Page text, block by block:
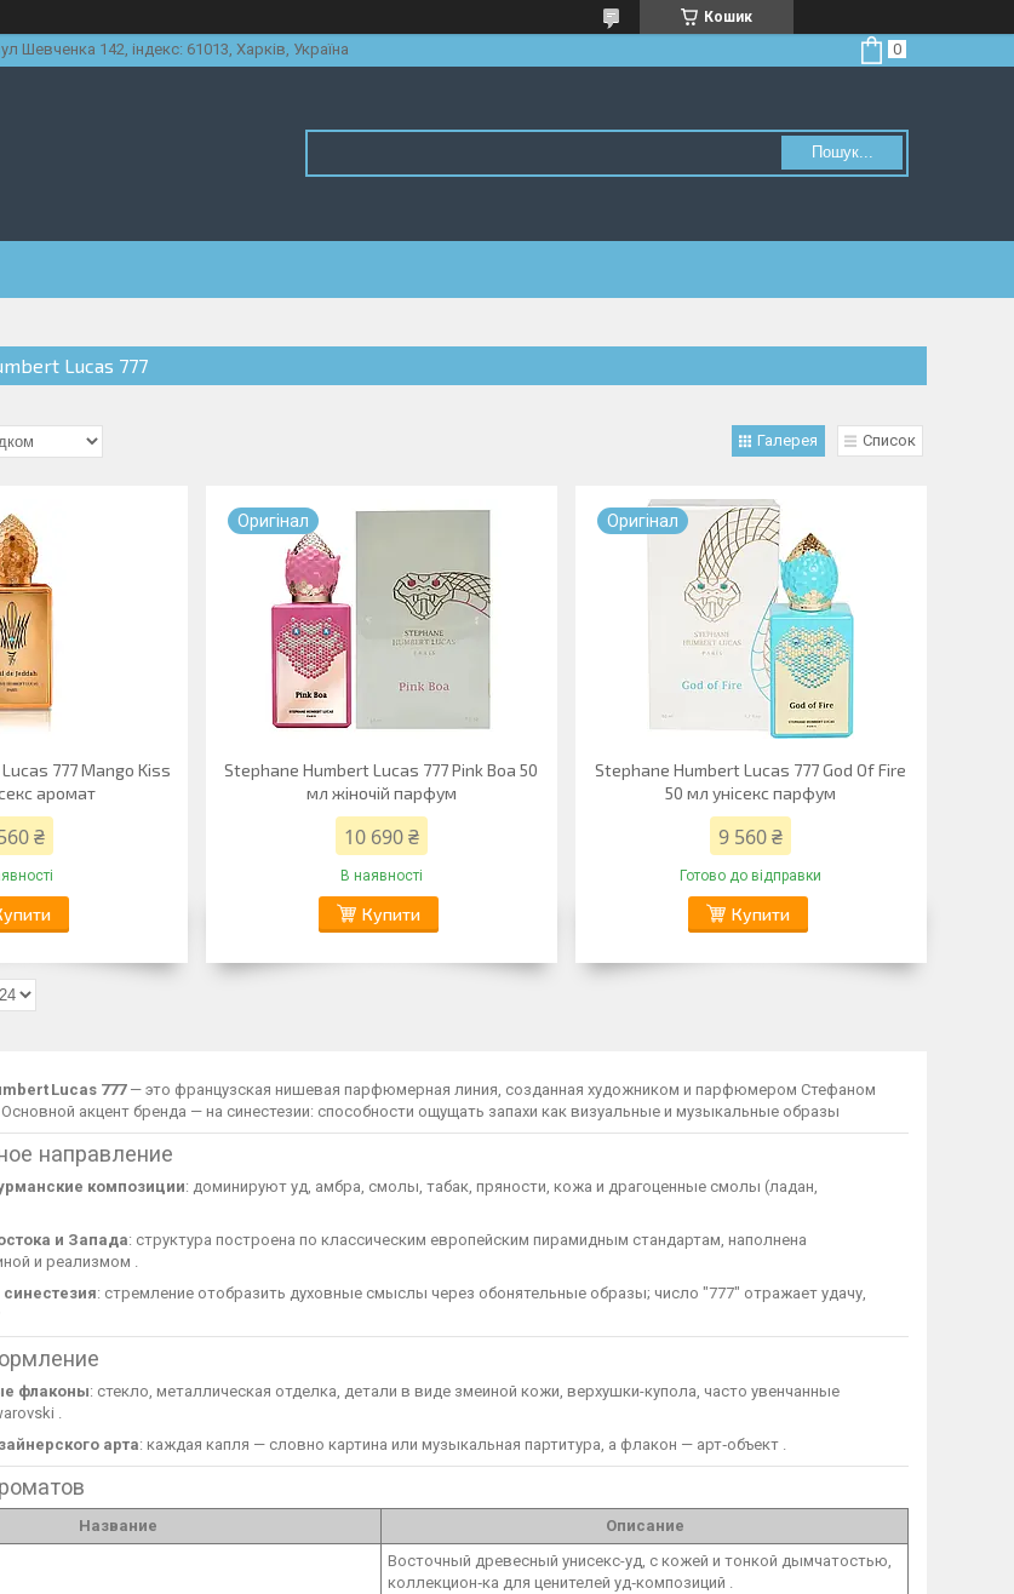
Кошик
Шевченка 142, iндекс: 61013, Харків, Україна
Пошук...
Lucas 777
Галерея Список
777 Mango Kiss
аромат
₴
Оригiнал
Stephane Humbert Lucas 777 Pink Boa 50
мл жіночій парфум
10 690 ₴
В наявності
Купити
Оригiнал
Stephane Humbert Lucas 777 God Of Fire
50 мл унісекс парфум
9 560 ₴
Готово до відправки
Купити
Lucas 777— это французская нишевая парфюмерная линия, созданная художником и парфюмером Стефаном
акцент бренда — на синестезии: способности ощущать запахи как визуальные и музыкальные образы
направление
композиции: доминируют уд, амбра, смолы, табак, пряности, кожа и драгоценные смолы (ладан,
и Запада: структура построена по классическим европейским пирамидным стандартам, наполнена
и реализмом .
: стремление отобразить духовные смыслы через обонятельные образы; число "777" отражает удачу,
флаконы: стекло, металлическая отделка, детали в виде змеиной кожи, верхушки-купола, часто увенчанные
.
арта: каждая капля — словно картина или музыкальная партитура, а флакон — арт‑объект .
Название Описание
Восточный древесный унисекс-уд, с кожей и тонкой дымчатостью,
коллекцион‑ка для ценителей уд‑композиций .